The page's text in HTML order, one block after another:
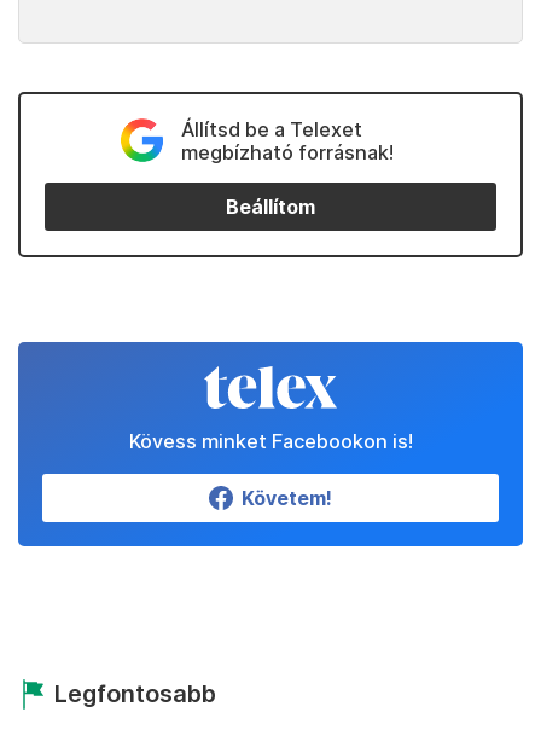
Állítsd be a Telexet
megbízható forrásnak!
Beállítom
Kövess minket Facebookon is!
Követem!
Legfontosabb